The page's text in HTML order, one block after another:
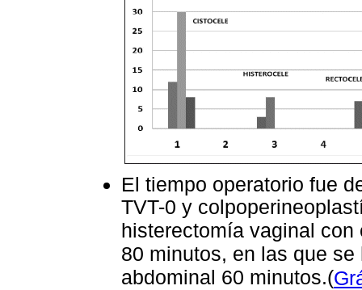
El tiempo operatorio fue
TVT-0 y
histerectomía vaginal
80 minutos, en las que
abdominal 60 minutos.(